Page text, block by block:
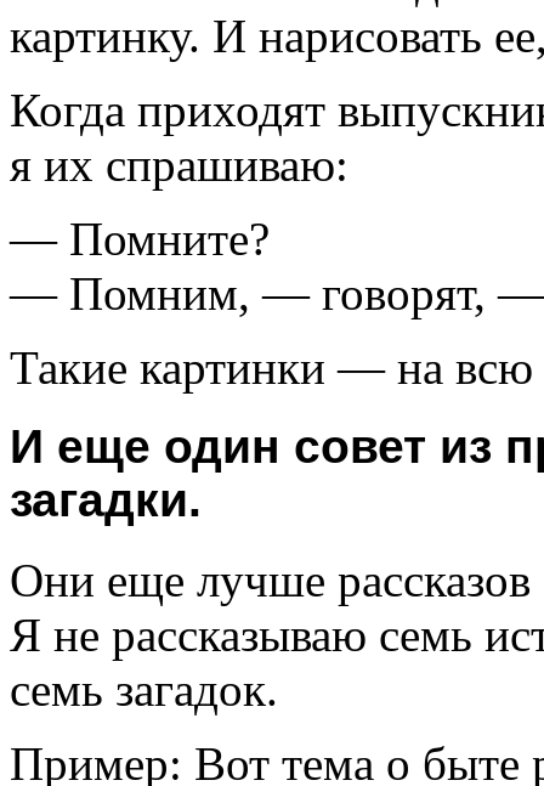
картинку. И нарисовать
Когда приходят
я их спрашиваю:
— Помните?
— Помним, — говорят, —
Такие картинки — на
И еще один совет из
загадки.
Они еще лучше рассказов
Я не рассказываю семь
семь загадок.
Пример: Вот тема о быте